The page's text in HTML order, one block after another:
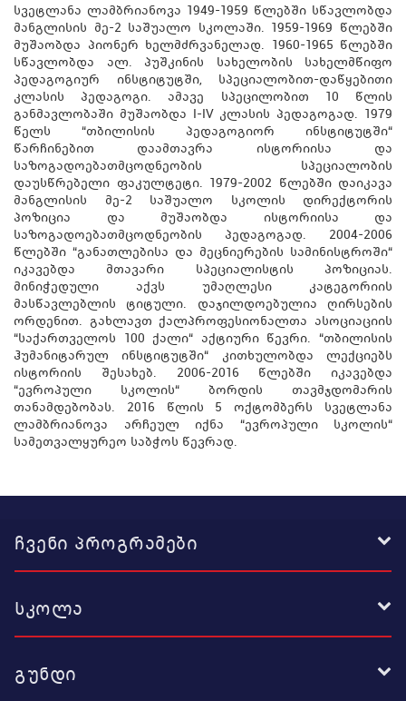
სვეტლანა ლამბრიანოვა 1949-1959 წლებში სწავლობდა
მანგლისის მე-2 საშუალო სკოლაში. 1959-1969 წლებში
მუშაობდა პიონერ ხელმძრვანელად. 1960-1965 წლებში
სწავლობდა ალ. პუშკინის სახელობის სახელმწიფო
პედაგოგიურ ინსტიტუტში, სპეციალობით-დაწყებითი
კლასის პედაგოგი. ამავე სპეცილობით 10 წლის
განმავლობაში მუშაობდა I-IV კლასის პედაგოგად. 1979
წელს “თბილისის პედაგოგიორ ინსტიტუტში“
წარჩინებით დაამთავრა ისტორიისა და
საზოგადოებათმცოდნეობის სპეციალობის
დაუსწრებელი ფაკულტეტი. 1979-2002 წლებში დაიკავა
მანგლისის მე-2 საშუალო სკოლის დირექტორის
პოზიცია და მუშაობდა ისტორიისა და
საზოგადოებათმცოდნეობის პედაგოგად. 2004-2006
წლებში “განათლებისა და მეცნიერების სამინისტროში“
იკავებდა მთავარი სპეციალისტის პოზიციას.
მინიჭედული აქვს უმაღლესი კატეგორიის
მასწავლებლის ტიტული. დაჯილდოებულია ღირსების
ორდენით. გახლავთ ქალპროფესიონალთა ასოციაციის
“საქართველოს 100 ქალი“ აქტიური წევრი. “თბილისის
ჰუმანიტარულ ინსტიტუტში“ კითხულობდა ლექციებს
ისტორიის შესახებ. 2006-2016 წლებში იკავებდა
“ევროპული სკოლის“ ბორდის თავმჯდომარის
თანამდებობას. 2016 წლის 5 ოქტომბერს სვეტლანა
ლამბრიანოვა არჩეულ იქნა “ევროპული სკოლის“
სამეთვალყურეო საბჭოს წევრად.
ჩვენი პროგრამები
სკოლა
გუნდი